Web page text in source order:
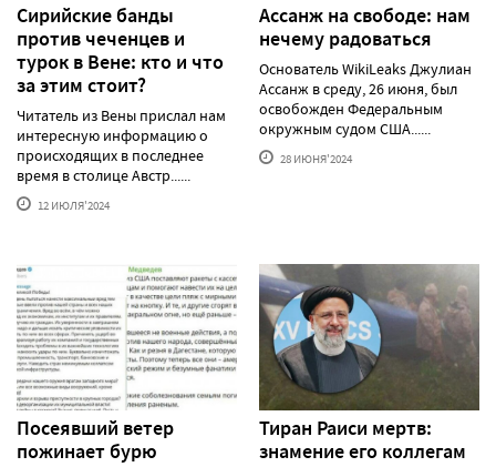
Сирийские банды
против чеченцев и
турок в Вене: кто и что
за этим стоит?
Читатель из Вены прислал нам
интересную информацию о
происходящих в последнее
время в столице Австр......
12 ИЮЛЯ'2024
Ассанж на свободе: нам
нечему радоваться
Основатель WikiLeaks Джулиан
Ассанж в среду, 26 июня, был
освобожден Федеральным
окружным судом США......
28 ИЮНЯ'2024
Посеявший ветер
пожинает бурю
Тиран Раиси мертв:
знамение его коллегам